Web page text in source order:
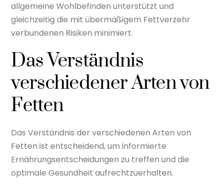
allgemeine Wohlbefinden unterstützt und
gleichzeitig die mit übermäßigem Fettverzehr
verbundenen Risiken minimiert.
Das Verständnis
verschiedener Arten von
Fetten
Das Verständnis der verschiedenen Arten von
Fetten ist entscheidend, um informierte
Ernährungsentscheidungen zu treffen und die
optimale Gesundheit aufrechtzuerhalten.